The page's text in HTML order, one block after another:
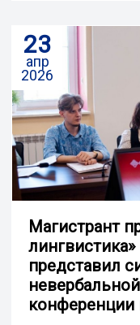
23
апр
2026
Магистрант
представил